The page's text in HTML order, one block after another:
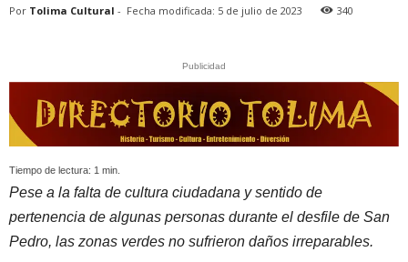
Por Tolima Cultural - Fecha modificada: 5 de julio de 2023 340
Publicidad
Tiempo de lectura: 1 min.
Pese a la falta de cultura ciudadana y sentido de
pertenencia de algunas personas durante el desfile de San
Pedro, las zonas verdes no sufrieron daños irreparables.